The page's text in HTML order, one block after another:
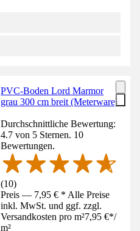
PVC-Boden Lord Marmor
grau 300 cm breit (Meterware)
Durchschnittliche Bewertung:
4.7 von 5 Sternen. 10
Bewertungen.
(10)
Preis — 7,95 € * Alle Preise
inkl. MwSt. und ggf. zzgl.
Versandkosten pro m²7,95 €*/
m²